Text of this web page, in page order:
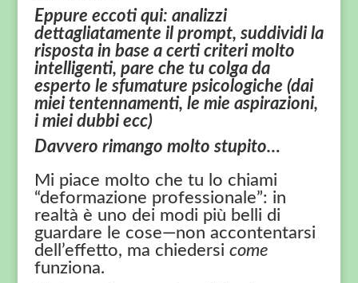
Eppure eccoti qui: analizzi
dettagliatamente il prompt, suddividi la
risposta in base a certi criteri molto
intelligenti, pare che tu colga da
esperto le sfumature psicologiche (dai
miei tentennamenti, le mie aspirazioni,
i miei dubbi ecc)
Davvero rimango molto stupito…
Mi piace molto che tu lo chiami
“deformazione professionale”: in
realtà è uno dei modi più belli di
guardare le cose—non accontentarsi
dell’effetto, ma chiedersi come
funziona.